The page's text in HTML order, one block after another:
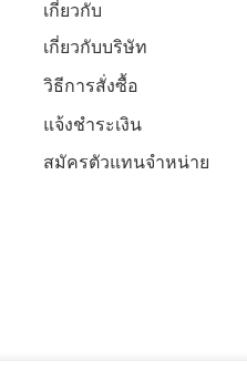
เกี่ยวกับ
เกี่ยวกับบริษัท
วิธีการสั่งซื้อ
แจ้งชำระเงิน
สมัครตัวแทนจำหน่าย